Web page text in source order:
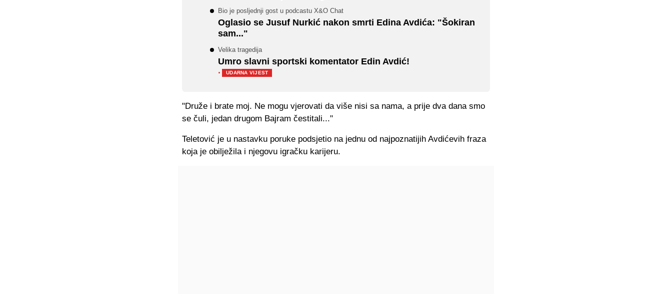
Bio je posljednji gost u podcastu X&O Chat
Oglasio se Jusuf Nurkić nakon smrti Edina Avdića: "Šokiran
sam..."
Velika tragedija
Umro slavni sportski komentator Edin Avdić!
·
UDARNA VIJEST
"Druže i brate moj. Ne mogu vjerovati da više nisi sa nama, a prije dva dana smo
se čuli, jedan drugom Bajram čestitali..."
Teletović je u nastavku poruke podsjetio na jednu od najpoznatijih Avdićevih fraza
koja je obilježila i njegovu igračku karijeru.